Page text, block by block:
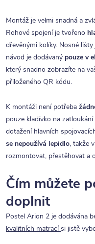
Montáž je velmi snadná a
Rohové spojení je tvořeno
dřevěnými kolíky. Nosné
návod je dodávaný pouze v
který snadno zobrazíte na
přiloženého QR kódu.
K montáži není potřeba
pouze kladívko na
dotažení hlavních
se nepoužívá lepidlo, takže
rozmontovat, přestěhovat a
Čím můžete
doplnit
Postel Arion 2 je dodávána
kvalitních matracísi jistě